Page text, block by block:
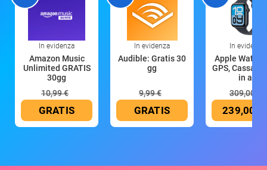
In evidenza
Amazon Music
Unlimited GRATIS
30gg
10,99 €
GRATIS
In evidenza
Audible: Gratis 30
gg
9,99 €
GRATIS
In evidenza
Apple Watch
GPS, Cassa
in all
309,00 €
239,00 €